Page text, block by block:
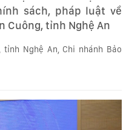
sách, pháp luật về
Cuông, tỉnh Nghệ An
Nghệ An, Chi nhánh Bảo